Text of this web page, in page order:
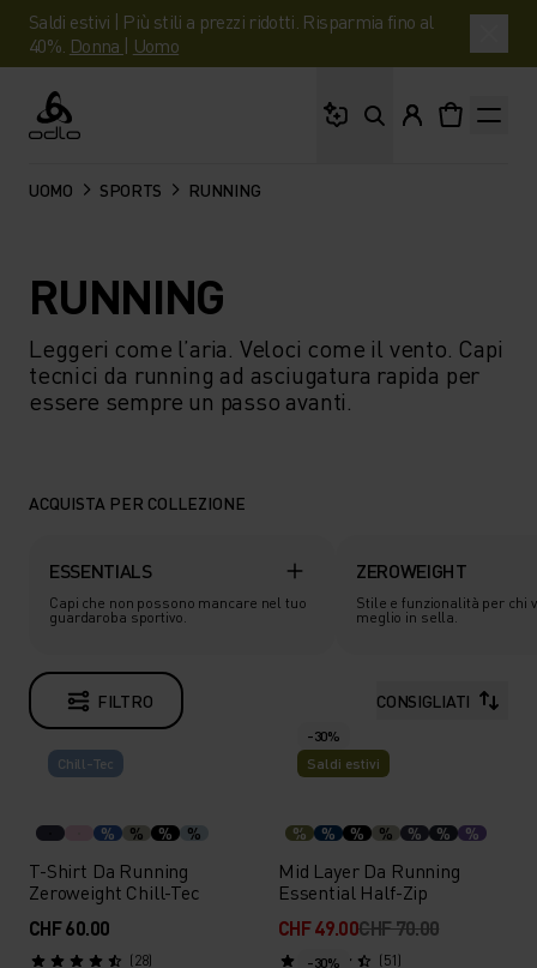
Saldi estivi | Più stili a prezzi ridotti. Risparmia fino al
40%. Donna | Uomo
Odlo
UOMO SPORTS RUNNING
RUNNING
Leggeri come l’aria. Veloci come il vento. Capi
tecnici da running ad asciugatura rapida per
essere sempre un passo avanti.
ACQUISTA PER COLLEZIONE
ESSENTIALS
Capi che non possono mancare nel tuo
guardaroba sportivo.
ZEROWEIGHT
Stile e funzionalità per chi
meglio in sella.
FILTRO CONSIGLIATI
Chill-Tec
% % % %
T-Shirt Da Running
Zeroweight Chill-Tec
CHF 60.00
(28)
-30%
Saldi estivi
% % % % % % %
Mid Layer Da Running
Essential Half-Zip
CHF 49.00CHF 70.00
(51)
-30%